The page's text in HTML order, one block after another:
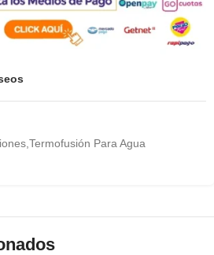
Termofusión Para Agua